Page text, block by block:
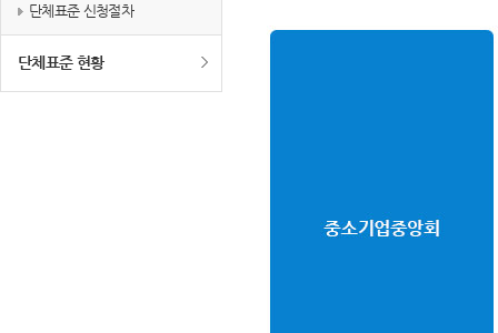
단체표준 신청절차
단체표준 현황